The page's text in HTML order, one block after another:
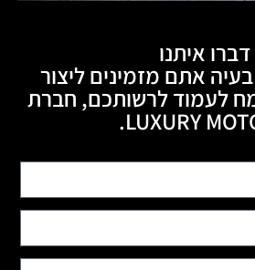
דברו איתנו
אתם מזמינים ליצור
לעמוד לרשותכם, חברת
LUXURY